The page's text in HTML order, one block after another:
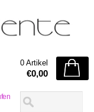
0 Artikel
€0,00